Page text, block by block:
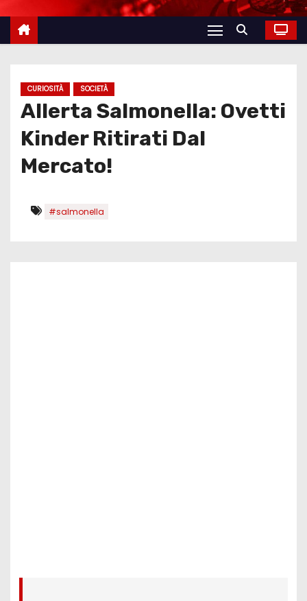
CURIOSITÀ SOCIETÀ
Allerta Salmonella: Ovetti
Kinder Ritirati Dal
Mercato!
#salmonella